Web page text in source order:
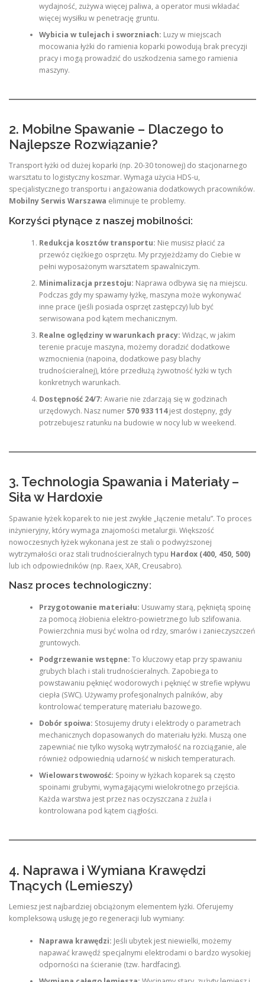
wydajność, zużywa więcej paliwa, a operator musi wkładać
więcej wysiłku w penetrację gruntu.
Wybicia w tulejach i sworzniach: Luzy w miejscach
mocowania łyżki do ramienia koparki powodują brak precyzji
pracy i mogą prowadzić do uszkodzenia samego ramienia
maszyny.
2. Mobilne Spawanie – Dlaczego to
Najlepsze Rozwiązanie?
Transport łyżki od dużej koparki (np. 20-30 tonowej) do stacjonarnego
warsztatu to logistyczny koszmar. Wymaga użycia HDS-u,
specjalistycznego transportu i angażowania dodatkowych pracowników.
Mobilny Serwis Warszawa eliminuje te problemy.
Korzyści płynące z naszej mobilności:
Redukcja kosztów transportu: Nie musisz płacić za
przewóz ciężkiego osprzętu. My przyjeżdżamy do Ciebie w
pełni wyposażonym warsztatem spawalniczym.
Minimalizacja przestoju: Naprawa odbywa się na miejscu.
Podczas gdy my spawamy łyżkę, maszyna może wykonywać
inne prace (jeśli posiada osprzęt zastępczy) lub być
serwisowana pod kątem mechanicznym.
Realne oględziny w warunkach pracy: Widząc, w jakim
terenie pracuje maszyna, możemy doradzić dodatkowe
wzmocnienia (napoina, dodatkowe pasy blachy
trudnościeralnej), które przedłużą żywotność łyżki w tych
konkretnych warunkach.
Dostępność 24/7: Awarie nie zdarzają się w godzinach
urzędowych. Nasz numer 570 933 114jest dostępny, gdy
potrzebujesz ratunku na budowie w nocy lub w weekend.
3. Technologia Spawania i Materiały –
Siła w Hardoxie
Spawanie łyżek koparek to nie jest zwykłe „łączenie metalu”. To proces
inżynieryjny, który wymaga znajomości metalurgii. Większość
nowoczesnych łyżek wykonana jest ze stali o podwyższonej
wytrzymałości oraz stali trudnościeralnych typu Hardox (400, 450, 500)
lub ich odpowiedników (np. Raex, XAR, Creusabro).
Nasz proces technologiczny:
Przygotowanie materiału: Usuwamy starą, pękniętą spoinę
za pomocą żłobienia elektro-powietrznego lub szlifowania.
Powierzchnia musi być wolna od rdzy, smarów i zanieczyszczeń
gruntowych.
Podgrzewanie wstępne: To kluczowy etap przy spawaniu
grubych blach i stali trudnościeralnych. Zapobiega to
powstawaniu pęknięć wodorowych i pęknięć w strefie wpływu
ciepła (SWC). Używamy profesjonalnych palników, aby
kontrolować temperaturę materiału bazowego.
Dobór spoiwa: Stosujemy druty i elektrody o parametrach
mechanicznych dopasowanych do materiału łyżki. Muszą one
zapewniać nie tylko wysoką wytrzymałość na rozciąganie, ale
również odpowiednią udarność w niskich temperaturach.
Wielowarstwowość: Spoiny w łyżkach koparek są często
spoinami grubymi, wymagającymi wielokrotnego przejścia.
Każda warstwa jest przez nas oczyszczana z żużla i
kontrolowana pod kątem ciągłości.
4. Naprawa i Wymiana Krawędzi
Tnących (Lemieszy)
Lemiesz jest najbardziej obciążonym elementem łyżki. Oferujemy
kompleksową usługę jego regeneracji lub wymiany:
Naprawa krawędzi: Jeśli ubytek jest niewielki, możemy
napawać krawędź specjalnymi elektrodami o bardzo wysokiej
odporności na ścieranie (tzw. hardfacing).